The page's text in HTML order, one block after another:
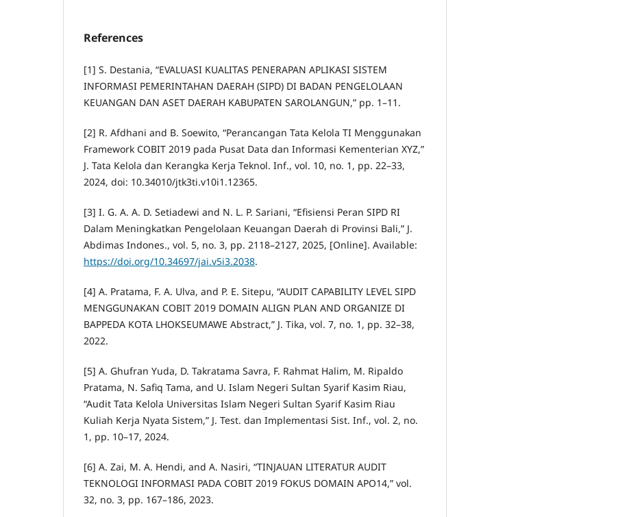
References
[1] S. Destania, “EVALUASI KUALITAS PENERAPAN APLIKASI SISTEM
INFORMASI PEMERINTAHAN DAERAH (SIPD) DI BADAN PENGELOLAAN
KEUANGAN DAN ASET DAERAH KABUPATEN SAROLANGUN,” pp. 1–11.
[2] R. Afdhani and B. Soewito, “Perancangan Tata Kelola TI Menggunakan
Framework COBIT 2019 pada Pusat Data dan Informasi Kementerian XYZ,”
J. Tata Kelola dan Kerangka Kerja Teknol. Inf., vol. 10, no. 1, pp. 22–33,
2024, doi: 10.34010/jtk3ti.v10i1.12365.
[3] I. G. A. A. D. Setiadewi and N. L. P. Sariani, “Efisiensi Peran SIPD RI
Dalam Meningkatkan Pengelolaan Keuangan Daerah di Provinsi Bali,” J.
Abdimas Indones., vol. 5, no. 3, pp. 2118–2127, 2025, [Online]. Available:
https://doi.org/10.34697/jai.v5i3.2038.
[4] A. Pratama, F. A. Ulva, and P. E. Sitepu, “AUDIT CAPABILITY LEVEL SIPD
MENGGUNAKAN COBIT 2019 DOMAIN ALIGN PLAN AND ORGANIZE DI
BAPPEDA KOTA LHOKSEUMAWE Abstract,” J. Tika, vol. 7, no. 1, pp. 32–38,
2022.
[5] A. Ghufran Yuda, D. Takratama Savra, F. Rahmat Halim, M. Ripaldo
Pratama, N. Safiq Tama, and U. Islam Negeri Sultan Syarif Kasim Riau,
“Audit Tata Kelola Universitas Islam Negeri Sultan Syarif Kasim Riau
Kuliah Kerja Nyata Sistem,” J. Test. dan Implementasi Sist. Inf., vol. 2, no.
1, pp. 10–17, 2024.
[6] A. Zai, M. A. Hendi, and A. Nasiri, “TINJAUAN LITERATUR AUDIT
TEKNOLOGI INFORMASI PADA COBIT 2019 FOKUS DOMAIN APO14,” vol.
32, no. 3, pp. 167–186, 2023.